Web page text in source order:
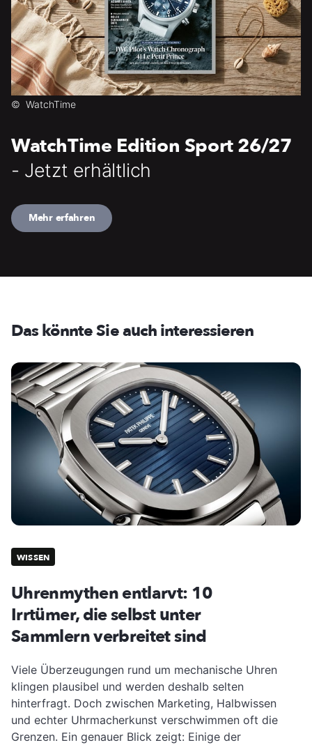
© WatchTime
WatchTime Edition Sport 26/27
- Jetzt erhältlich
Mehr erfahren
Das könnte Sie auch interessieren
WISSEN
Uhrenmythen entlarvt: 10
Irrtümer, die selbst unter
Sammlern verbreitet sind
Viele Überzeugungen rund um mechanische Uhren
klingen plausibel und werden deshalb selten
hinterfragt. Doch zwischen Marketing, Halbwissen
und echter Uhrmacherkunst verschwimmen oft die
Grenzen. Ein genauer Blick zeigt: Einige der